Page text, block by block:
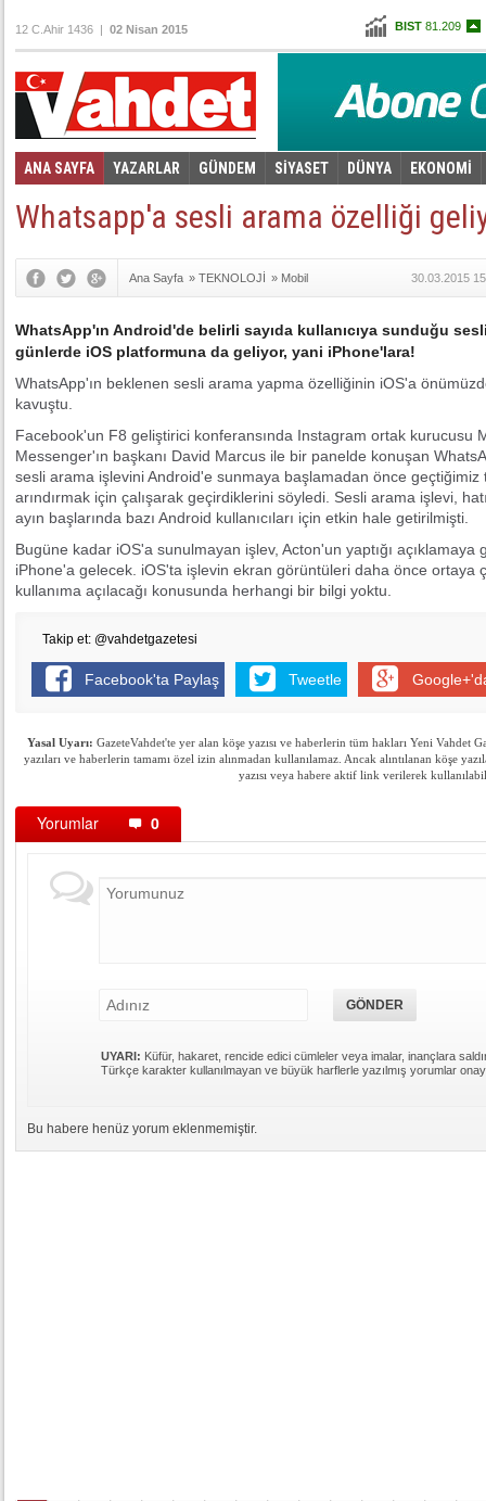
BIST 81.209
Altın100,019
Euro 2,7905
12 C.Ahir 1436 | 02 Nisan 2015
ANA SAYFA YAZARLAR GÜNDEM SİYASET DÜNYA EKONOMİ
Foto Galeri Video Galeri
Whatsapp'a sesli arama özelliği
Ana Sayfa » TEKNOLOJİ » Mobil 30.03.2015
WhatsApp'ın Android'de belirli sayıda kullanıcıya sunduğu
günlerde iOS platformuna da geliyor, yani iPhone'lara!
WhatsApp'ın beklenen sesli arama yapma özelliğinin iOS'a
kavuştu.
Facebook'un F8 geliştirici konferansında Instagram ortak kurucusu
Messenger'ın başkanı David Marcus ile bir panelde konuşan
sesli arama işlevini Android'e sunmaya başlamadan önce geçtiğimiz
arındırmak için çalışarak geçirdiklerini söyledi. Sesli arama işlevi,
ayın başlarında bazı Android kullanıcıları için etkin hale getirilmişti.
Bugüne kadar iOS'a sunulmayan işlev, Acton'un yaptığı
iPhone'a gelecek. iOS'ta işlevin ekran görüntüleri daha önce ortaya
kullanıma açılacağı konusunda herhangi bir bilgi yoktu.
Takip et: @vahdetgazetesi
Facebook'ta Paylaş Tweetle
Yasal Uyarı: GazeteVahdet'te yer alan köşe yazısı ve haberlerin tüm hakları Yeni Vahdet
yazıları ve haberlerin tamamı özel izin alınmadan kullanılamaz. Ancak alıntılanan köşe
yazısı veya habere aktif link verilerek
Yorumlar 0
UYARI: Küfür, hakaret, rencide edici cümleler veya imalar, inançlara
Türkçe karakter kullanılmayan ve büyük harflerle yazılmış yorumlar
Bu habere henüz yorum eklenmemiştir.